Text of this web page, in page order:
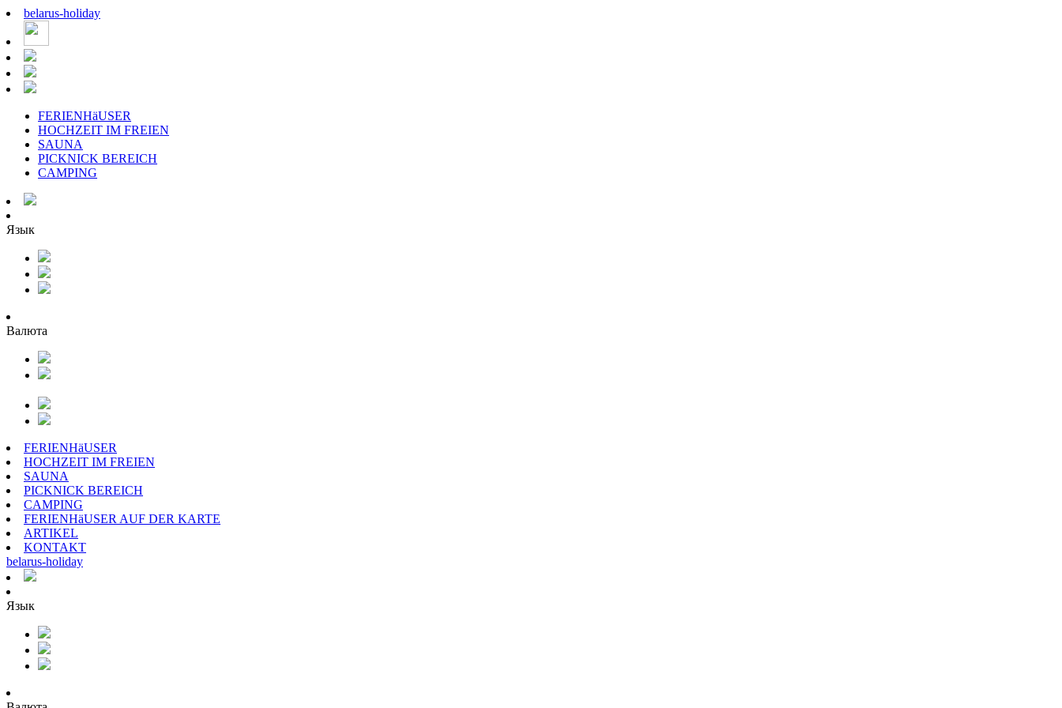
belarus-holiday
FERIENHäUSER
HOCHZEIT IM FREIEN
SAUNA
PICKNICK BEREICH
CAMPING
Язык
Валюта
FERIENHäUSER
HOCHZEIT IM FREIEN
SAUNA
PICKNICK BEREICH
CAMPING
FERIENHäUSER AUF DER KARTE
ARTIKEL
KONTAKT
belarus-holiday
Язык